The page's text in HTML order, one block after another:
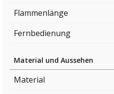
Flammenlänge
Fernbedienung
Material und Aussehen
Material